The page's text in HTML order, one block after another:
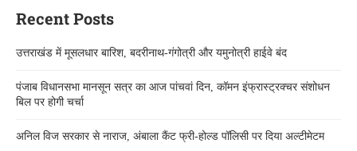
Recent Posts
उत्तराखंड में मूसलधार बारिश, बदरीनाथ-गंगोत्री और यमुनोत्री हाईवे बंद
पंजाब विधानसभा मानसून सत्र का आज पांचवां दिन, कॉमन इंफ्रास्ट्रक्चर संशोधन
बिल पर होगी चर्चा
अनिल विज सरकार से नाराज, अंबाला कैंट फ्री-होल्ड पॉलिसी पर दिया अल्टीमेटम